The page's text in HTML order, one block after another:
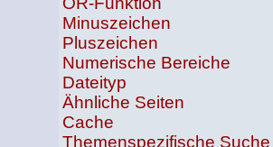
Minuszeichen
Pluszeichen
Numerische Bereiche
Dateityp
Ähnliche Seiten
Cache
Themenspezifische Suche